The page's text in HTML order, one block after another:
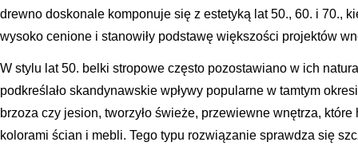
drewno doskonale komponuje się z estetyką lat 50., 60. i 70.,
wysoko cenione i stanowiły podstawę większości projektów
W stylu lat 50. belki stropowe często pozostawiano w ich
podkreślało skandynawskie wpływy popularne w tamtym
brzoza czy jesion, tworzyło świeże, przewiewne wnętrza,
kolorami ścian i mebli. Tego typu rozwiązanie sprawdza się